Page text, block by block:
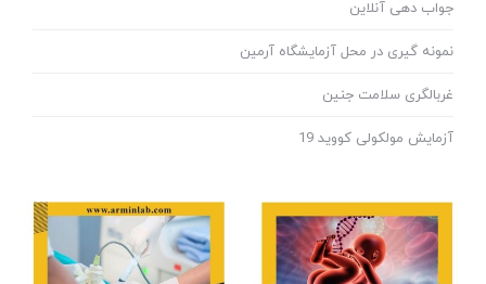
جواب دهی آنلاین
نمونه گیری در محل آزمایشگاه آرمین
غربالگری سلامت جنین
آزمایش مولکولی کووید 19